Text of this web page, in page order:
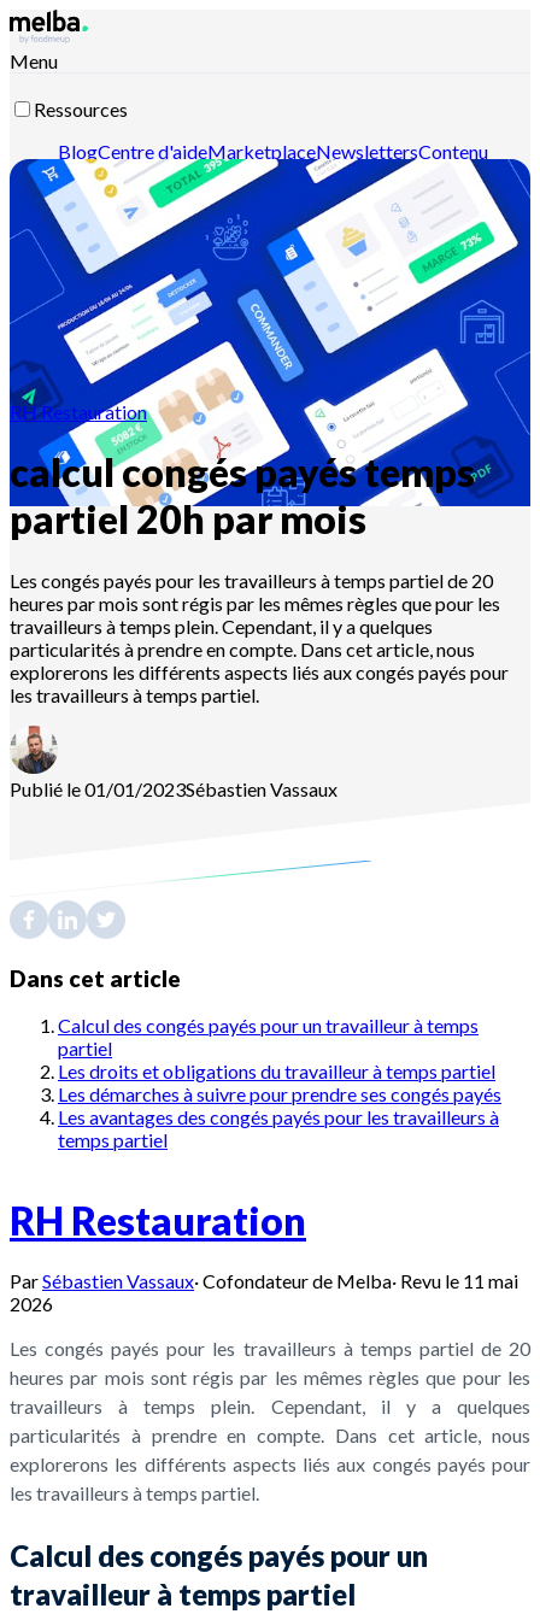
Menu
Ressources
BlogCentre d'aideMarketplaceNewslettersContenu
intelligentDocumentation APIDocumentation MCP
Contactez-nousDécouvrir melba
RH Restauration
calcul congés payés temps
partiel 20h par mois
Les congés payés pour les travailleurs à temps partiel de 20
heures par mois sont régis par les mêmes règles que pour les
travailleurs à temps plein. Cependant, il y a quelques
particularités à prendre en compte. Dans cet article, nous
explorerons les différents aspects liés aux congés payés pour
les travailleurs à temps partiel.
Publié le 01/01/2023SébastienVassaux
Dans cet article
Calcul des congés payés pour un travailleur à temps
partiel
Les droits et obligations du travailleur à temps partiel
Les démarches à suivre pour prendre ses congés payés
Les avantages des congés payés pour les travailleurs à
temps partiel
RH Restauration
ParSébastien Vassaux·Cofondateur de Melba· Revu le 11 mai
2026
Les congés payés pour les travailleurs à temps partiel de 20
heures par mois sont régis par les mêmes règles que pour les
travailleurs à temps plein. Cependant, il y a quelques
particularités à prendre en compte. Dans cet article, nous
explorerons les différents aspects liés aux congés payés pour
les travailleurs à temps partiel.
Calcul des congés payés pour un
travailleur à temps partiel